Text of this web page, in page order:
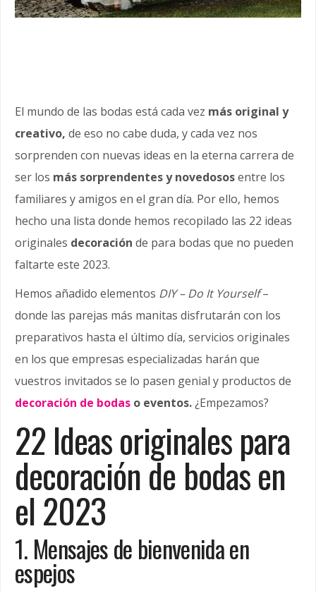
El mundo de las bodas está cada vez más original y
creativo, de eso no cabe duda, y cada vez nos
sorprenden con nuevas ideas en la eterna carrera de
ser los más sorprendentes y novedososentre los
familiares y amigos en el gran día. Por ello, hemos
hecho una lista donde hemos recopilado las 22 ideas
originales decoración de para bodas que no pueden
faltarte este 2023.
Hemos añadido elementos DIY – Do It Yourself–
donde las parejas más manitas disfrutarán con los
preparativos hasta el último día, servicios originales
en los que empresas especializadas harán que
vuestros invitados se lo pasen genial y productos de
decoración de bodas o eventos. ¿Empezamos?
22 Ideas originales para
decoración de bodas en
el 2023
1. Mensajes de bienvenida en
espejos